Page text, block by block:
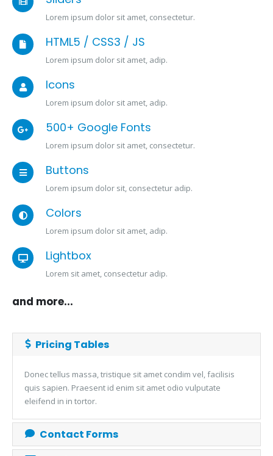
Lorem ipsum dolor sit amet, consectetur.
HTML5 / CSS3 / JS
Lorem ipsum dolor sit amet, adip.
Icons
Lorem ipsum dolor sit amet, adip.
500+ Google Fonts
Lorem ipsum dolor sit amet, consectetur.
Buttons
Lorem ipsum dolor sit, consectetur adip.
Colors
Lorem ipsum dolor sit amet, adip.
Lightbox
Lorem sit amet, consectetur adip.
and more...
Pricing Tables
Donec tellus massa, tristique sit amet condim vel, facilisis
quis sapien. Praesent id enim sit amet odio vulputate
eleifend in in tortor.
Contact Forms